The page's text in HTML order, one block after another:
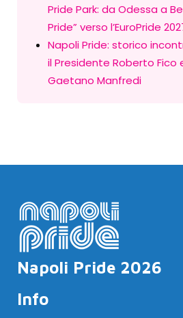
Pride Park: da Odessa a
Pride” verso l’EuroPride
Napoli Pride: storico
il Presidente Roberto Fico
Gaetano Manfredi
Napoli Pride 2026
Info